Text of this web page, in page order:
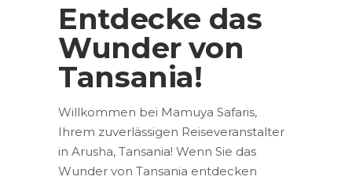
Entdecke das
Wunder von
Tansania!
Willkommen bei Mamuya Safaris,
Ihrem zuverlässigen Reiseveranstalter
in Arusha, Tansania! Wenn Sie das
Wunder von Tansania entdecken